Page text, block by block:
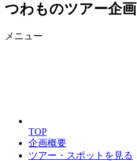
つわものツアー企画
メニュー
TOP
企画概要
ツアー・スポットを見る